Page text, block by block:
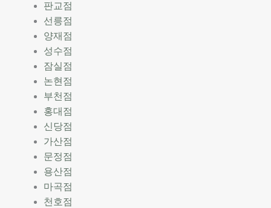
판교점
선릉점
양재점
성수점
잠실점
논현점
부천점
홍대점
신당점
가산점
문정점
용산점
마곡점
천호점